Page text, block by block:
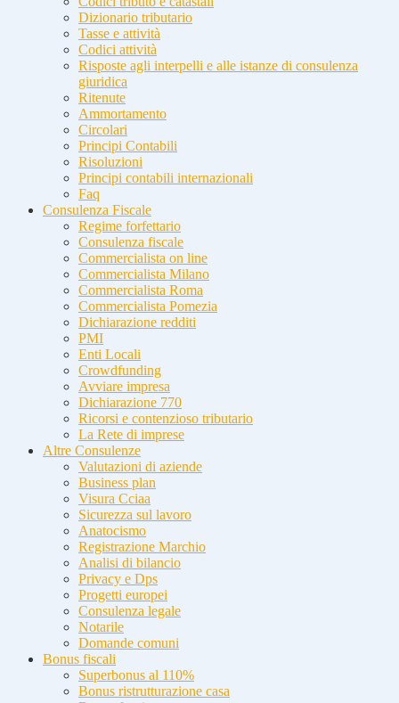
Dizionario tributario
Tasse e attività
Codici attività
Risposte agli interpelli e alle istanze di consulenza
giuridica
Ritenute
Ammortamento
Circolari
Principi Contabili
Risoluzioni
Principi contabili internazionali
Faq
Consulenza Fiscale
Regime forfettario
Consulenza fiscale
Commercialista on line
Commercialista Milano
Commercialista Roma
Commercialista Pomezia
Dichiarazione redditi
PMI
Enti Locali
Crowdfunding
Avviare impresa
Dichiarazione 770
Ricorsi e contenzioso tributario
La Rete di imprese
Altre Consulenze
Valutazioni di aziende
Business plan
Visura Cciaa
Sicurezza sul lavoro
Anatocismo
Registrazione Marchio
Analisi di bilancio
Privacy e Dps
Progetti europei
Consulenza legale
Notarile
Domande comuni
Bonus fiscali
Superbonus al 110%
Bonus ristrutturazione casa